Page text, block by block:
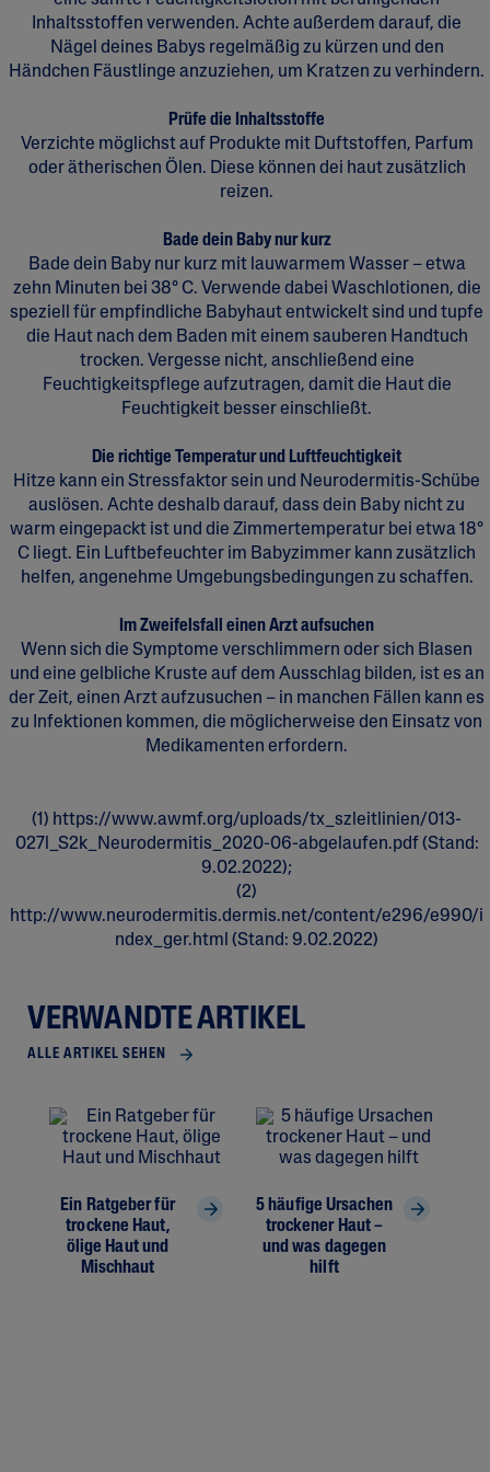
Inhaltsstoffen verwenden. Achte außerdem darauf, die
Nägel deines Babys regelmäßig zu kürzen und den
Händchen Fäustlinge anzuziehen, um Kratzen zu verhindern.
Prüfe die Inhaltsstoffe
Verzichte möglichst auf Produkte mit Duftstoffen, Parfum
oder ätherischen Ölen. Diese können dei haut zusätzlich
reizen.
Bade dein Baby nur kurz
Bade dein Baby nur kurz mit lauwarmem Wasser – etwa
zehn Minuten bei 38° C. Verwende dabei Waschlotionen, die
speziell für empfindliche Babyhaut entwickelt sind und tupfe
die Haut nach dem Baden mit einem sauberen Handtuch
trocken. Vergesse nicht, anschließend eine
Feuchtigkeitspflege aufzutragen, damit die Haut die
Feuchtigkeit besser einschließt.
Die richtige Temperatur und Luftfeuchtigkeit
Hitze kann ein Stressfaktor sein und Neurodermitis-Schübe
auslösen. Achte deshalb darauf, dass dein Baby nicht zu
warm eingepackt ist und die Zimmertemperatur bei etwa 18°
C liegt. Ein Luftbefeuchter im Babyzimmer kann zusätzlich
helfen, angenehme Umgebungsbedingungen zu schaffen.
Im Zweifelsfall einen Arzt aufsuchen
Wenn sich die Symptome verschlimmern oder sich Blasen
und eine gelbliche Kruste auf dem Ausschlag bilden, ist es an
der Zeit, einen Arzt aufzusuchen – in manchen Fällen kann es
zu Infektionen kommen, die möglicherweise den Einsatz von
Medikamenten erfordern.
(1) https://www.awmf.org/uploads/tx_szleitlinien/013-
027l_S2k_Neurodermitis_2020-06-abgelaufen.pdf (Stand:
9.02.2022);
(2)
http://www.neurodermitis.dermis.net/content/e296/e990/i
ndex_ger.html (Stand: 9.02.2022)
VERWANDTE ARTIKEL
ALLE ARTIKEL SEHEN
Ein Ratgeber für
trockene Haut,
ölige Haut und
Mischhaut
5 häufige Ursachen
trockener Haut –
und was dagegen
hilft